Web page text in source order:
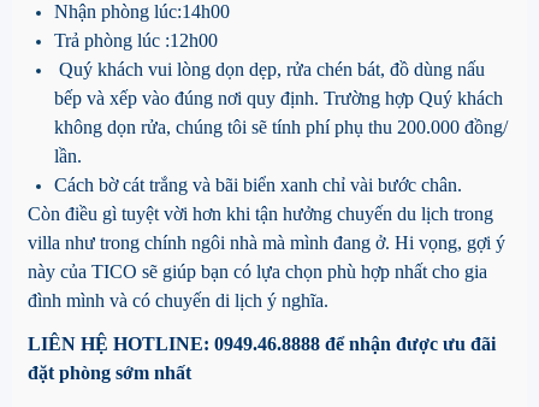
Nhận phòng lúc:14h00
Trả phòng lúc :12h00
Quý khách vui lòng dọn dẹp, rửa chén bát, đồ dùng nấu
bếp và xếp vào đúng nơi quy định. Trường hợp Quý khách
không dọn rửa, chúng tôi sẽ tính phí phụ thu 200.000 đồng/
lần.
Cách bờ cát trắng và bãi biển xanh chỉ vài bước chân.
Còn điều gì tuyệt vời hơn khi tận hưởng chuyến du lịch trong
villa như trong chính ngôi nhà mà mình đang ở. Hi vọng, gợi ý
này của TICO sẽ giúp bạn có lựa chọn phù hợp nhất cho gia
đình mình và có chuyến di lịch ý nghĩa.
LIÊN HỆ HOTLINE: 0949.46.8888 để nhận được ưu đãi
đặt phòng sớm nhất